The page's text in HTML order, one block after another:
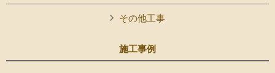
その他工事
施工事例